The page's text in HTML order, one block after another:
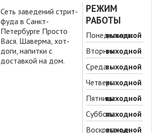
Сеть заведений стрит-
фуда в Санкт-
Петербурге Просто
Вася. Шаверма, хот-
доги, напитки с
доставкой на дом.
РЕЖИМ
РАБОТЫ
Понедельник:
выходной
Вторник:выходной
Среда:выходной
Четверг:выходной
Пятница:выходной
Суббота:выходной
Воскресенье:
выходной